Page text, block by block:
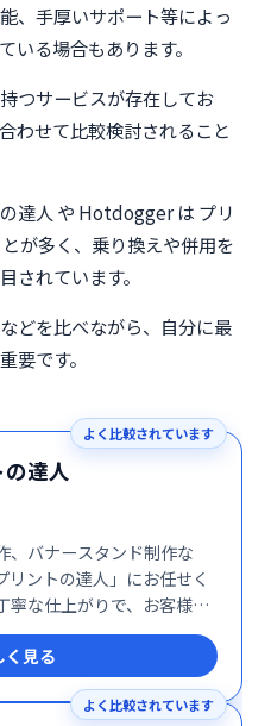
、手厚いサポート等によっ
いる場合もあります。
つサービスが存在してお
わせて比較検討されること
達人 や Hotdogger は プリ
が多く、乗り換えや併用を
されています。
どを比べながら、自分に最
要です。
よく比較されています
達人
、バナースタンド制作な
リントの達人」にお任せく
寧な仕上がりで、お客様の
品を提供いたします。 様々
イズと素材を取り揃えて
く見る
よく比較されています